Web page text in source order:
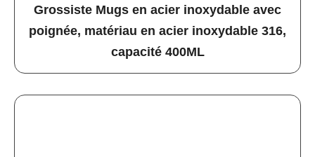
Grossiste Mugs en acier inoxydable avec
poignée, matériau en acier inoxydable 316,
capacité 400ML